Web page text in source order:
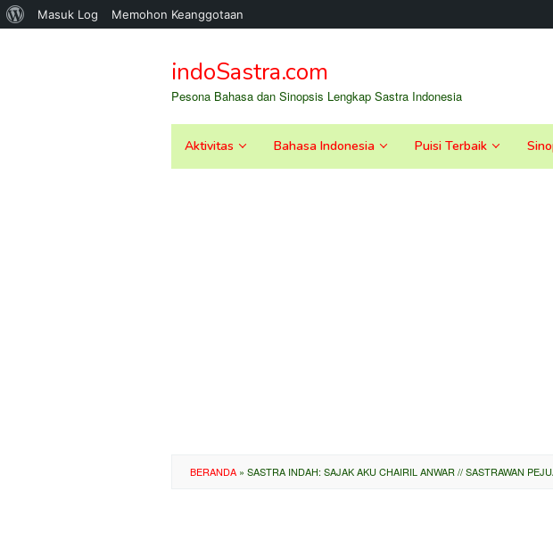
Tentang
Masuk Log Memohon Keanggotaan
kontenindoSastra.com
Pesona Bahasa dan Sinopsis Lengkap Sastra Indonesia
Aktivitas Bahasa Indonesia Puisi Terbaik
BERANDA » SASTRA INDAH: SAJAK AKU CHAIRIL ANWAR // SASTRAWAN